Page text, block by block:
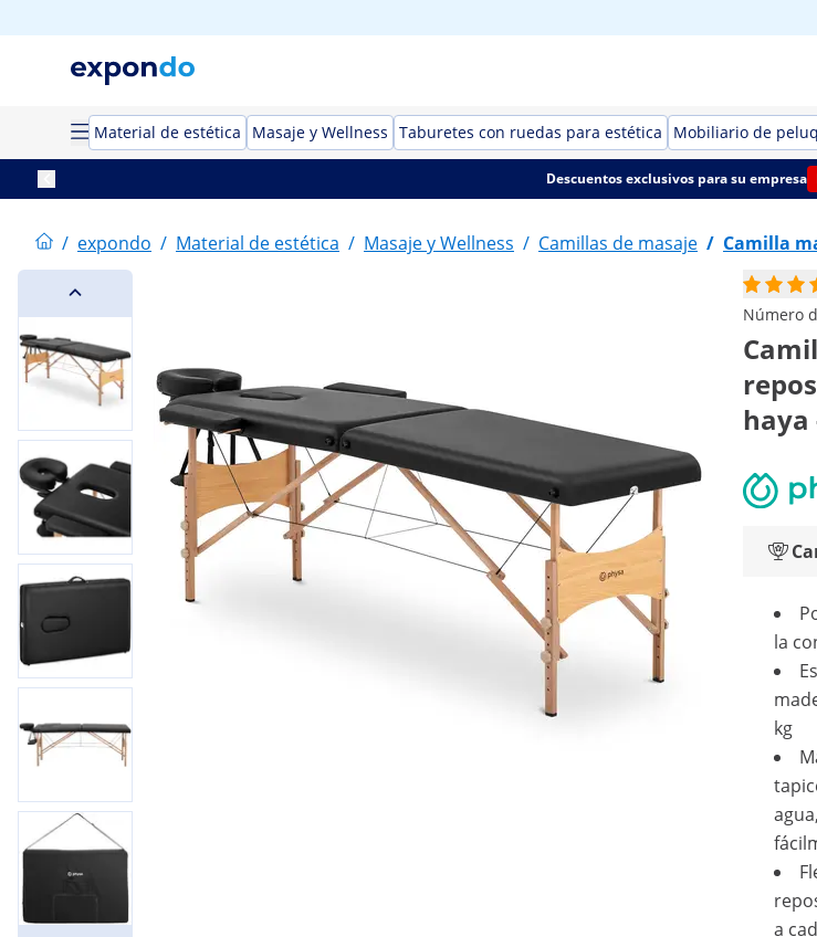
Material de estética Masaje y Wellness Taburetes con ruedas para estética Mobiliario de
Descuentos exclusivos para su empresa
/ expondo / Material de estética / Masaje y Wellness / Camillas de masaje / Camilla
Número
haya
la
kg
a